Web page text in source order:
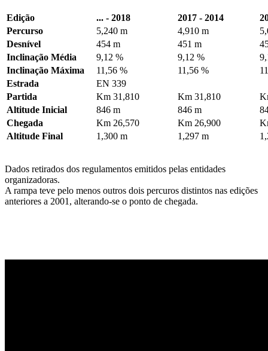
Edição ... - 2018 2017 - 2014
Percurso
5,240 m 4,910 m
Desnível
454 m 451 m
Inclinação Média
9,12 % 9,12 %
Inclinação Máxima
11,56 % 11,56 %
Estrada
EN 339
Partida
Km 31,810 Km 31,810
Altitude Inicial
846 m 846 m
Chegada
Km 26,570 Km 26,900
Altitude Final
1,300 m 1,297 m
Dados retirados dos regulamentos emitidos pelas entidades
organizadoras.
A rampa teve pelo menos outros dois percuros distintos nas edições
anteriores a 2001, alterando-se o ponto de chegada.